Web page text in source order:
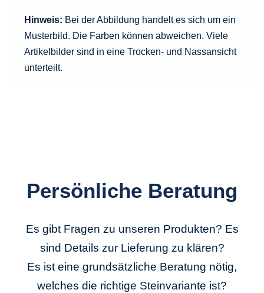
Hinweis: Bei der Abbildung handelt es sich um ein
Musterbild. Die Farben können abweichen. Viele
Artikelbilder sind in eine Trocken- und Nassansicht
unterteilt.
Persönliche Beratung
Es gibt Fragen zu unseren Produkten? Es
sind Details zur Lieferung zu klären?
Es ist eine grundsätzliche Beratung nötig,
welches die richtige Steinvariante ist?